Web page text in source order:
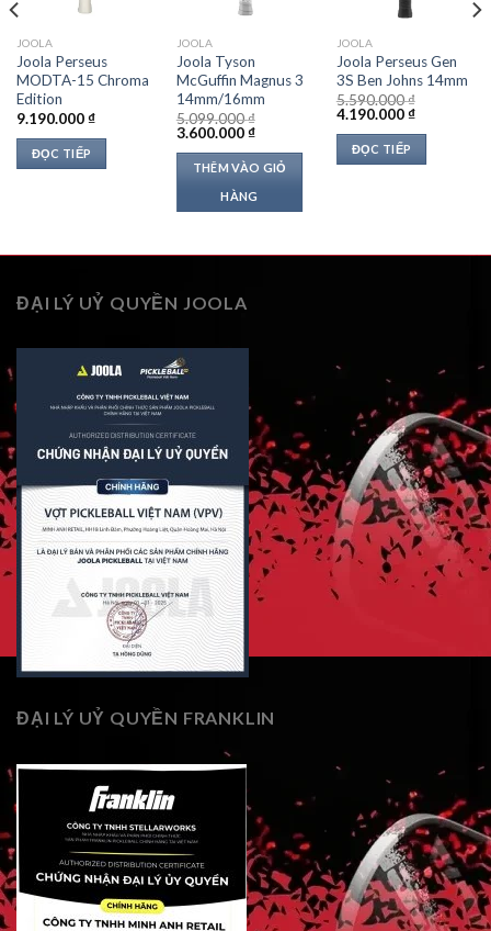
JOOLA
Joola Perseus
MODTA-15 Chroma
Edition
9.190.000₫
ĐỌC TIẾP
JOOLA
Joola Tyson
McGuffin Magnus 3
14mm/16mm
5.099.000₫
Giá
5.099.000 ₫.
3.600.000₫Giá
tại
là:
3.600.000 ₫.
THÊM VÀO GIỎ
HÀNG
JOOLA
Joola Perseus Gen
3S Ben Johns 14mm
5.590.000₫
Giá
5.590.000 ₫.
4.190.000₫Giá
4.190.000
ĐỌC TIẾP
ĐẠI LÝ UỶ QUYỀN JOOLA
ĐẠI LÝ UỶ QUYỀN FRANKLIN